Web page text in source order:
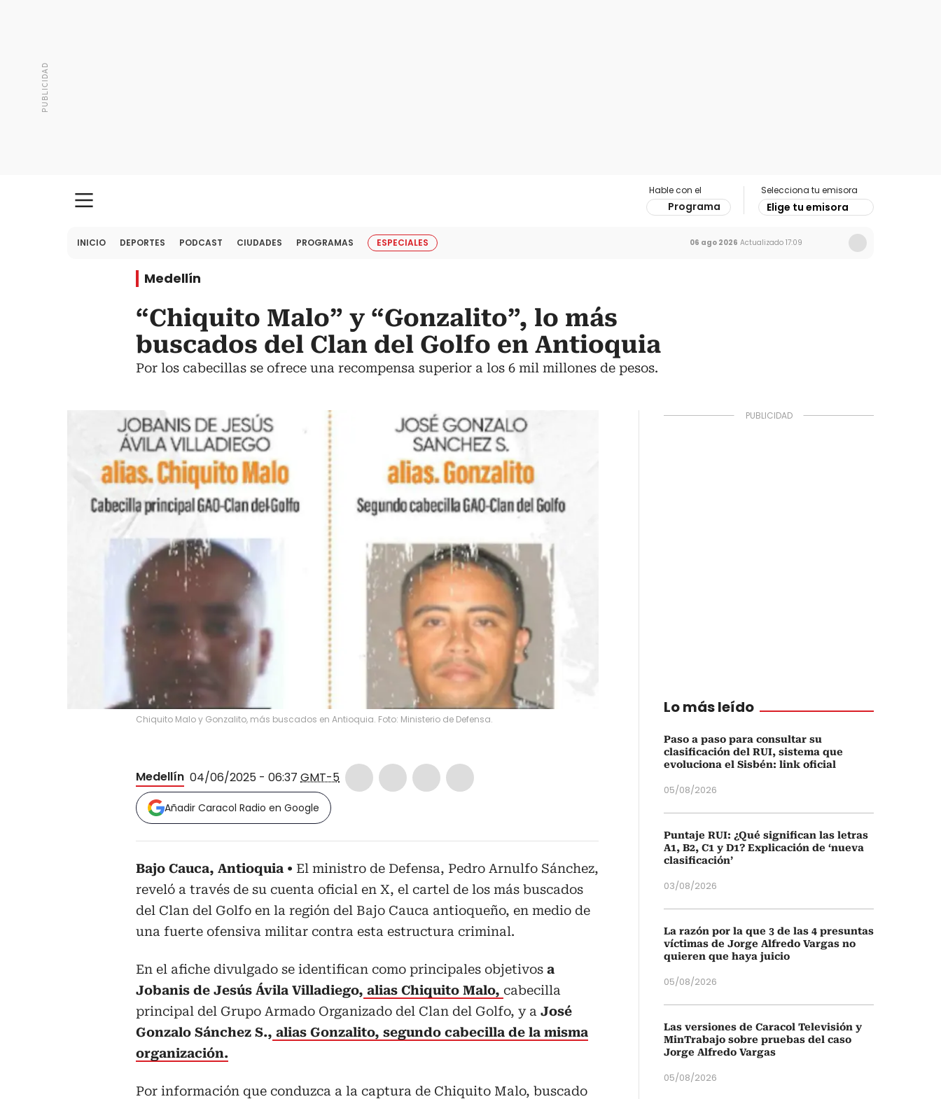
Hable con el
Programa
Selecciona tu emisora
Elige tu emisora
INICIO DEPORTES PODCAST CIUDADES PROGRAMAS ESPECIALES 06 ago 2026 Actualizado 17:09
Medellín
“Chiquito Malo” y “Gonzalito”, lo más
buscados del Clan del Golfo en Antioquia
Por los cabecillas se ofrece una recompensa superior a los 6 mil millones de pesos.
Chiquito Malo y Gonzalito, más buscados en Antioquia. Foto: Ministerio de Defensa.
Medellín 04/06/2025 - 06:37 GMT-5
Añadir Caracol Radio en Google
Bajo Cauca, Antioquia
El ministro de Defensa, Pedro Arnulfo Sánchez,
reveló a través de su cuenta oficial en X, el cartel de los más buscados
del Clan del Golfo en la región del Bajo Cauca antioqueño, en medio de
una fuerte ofensiva militar contra esta estructura criminal.
En el afiche divulgado se identifican como principales objetivos a
Jobanis de Jesús Ávila Villadiego, alias Chiquito Malo, cabecilla
principal del Grupo Armado Organizado del Clan del Golfo, y a José
Gonzalo Sánchez S., alias Gonzalito, segundo cabecilla de la misma
organización.
Por información que conduzca a la captura de Chiquito Malo, buscado
Lo más leído
Paso a paso para consultar su
clasificación del RUI, sistema que
evoluciona el Sisbén: link oficial
05/08/2026
Puntaje RUI: ¿Qué significan las letras
A1, B2, C1 y D1? Explicación de ‘nueva
clasificación’
03/08/2026
La razón por la que 3 de las 4 presuntas
víctimas de Jorge Alfredo Vargas no
quieren que haya juicio
05/08/2026
Las versiones de Caracol Televisión y
MinTrabajo sobre pruebas del caso
Jorge Alfredo Vargas
05/08/2026